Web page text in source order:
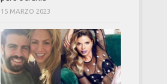
15 MARZO 2023